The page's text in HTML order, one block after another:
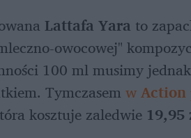
Lattafa Yara to
owocowej"
100 ml musimy
Tymczasem w Action
kosztuje zaledwie 19,95